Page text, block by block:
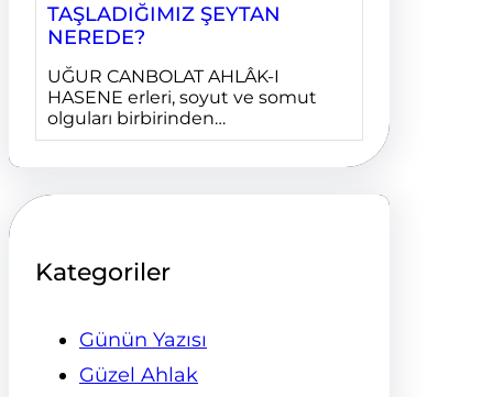
TAŞLADIĞIMIZ ŞEYTAN
NEREDE?
UĞUR CANBOLAT AHLÂK-I
HASENE erleri, soyut ve somut
olguları birbirinden…
Kategoriler
Günün Yazısı
Güzel Ahlak